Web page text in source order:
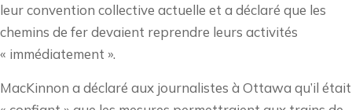
leur convention collective actuelle et a déclaré que les
chemins de fer devaient reprendre leurs activités
« immédiatement ».
MacKinnon a déclaré aux journalistes à Ottawa qu’il était